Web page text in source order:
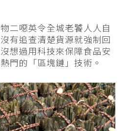
二噁英令全城老饕人人自
有追查清楚貨源就強制回
想過用科技來保障食品安
門的「區塊鏈」技術。